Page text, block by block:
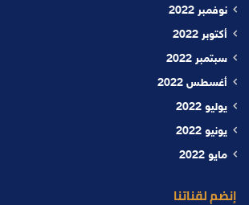
نوفمبر 2022
أكتوبر 2022
سبتمبر 2022
أغسطس 2022
يوليو 2022
يونيو 2022
مايو 2022
إنضم لقناتنا